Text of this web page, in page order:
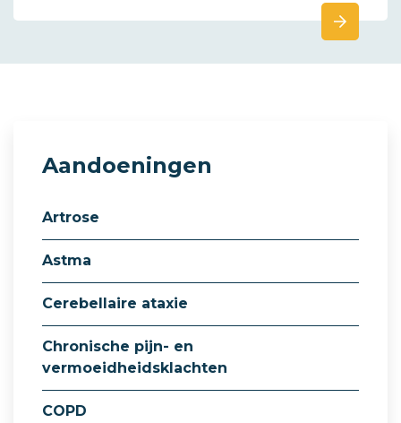
Aandoeningen
Artrose
Astma
Cerebellaire ataxie
Chronische pijn- en
vermoeidheidsklachten
COPD